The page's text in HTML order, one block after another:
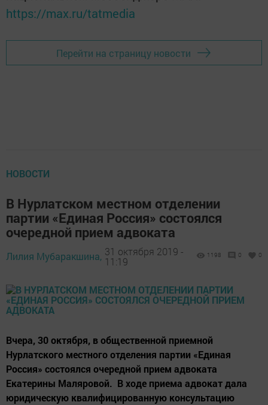
https://max.ru/tatmedia
Перейти на страницу новости
НОВОСТИ
В Нурлатском местном отделении
партии «Единая Россия» состоялся
очередной прием адвоката
Лилия Мубаракшина, 31 октября 2019 -
11:19
1198 0 0
Вчера, 30 октября, в общественной приемной
Нурлатского местного отделения партии «Единая
Россия» состоялся очередной прием адвоката
Екатерины Маляровой. В ходе приема адвокат дала
юридическую квалифицированную консультацию